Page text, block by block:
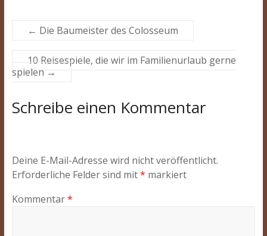
← Die Baumeister des Colosseum
10 Reisespiele, die wir im Familienurlaub gerne
spielen →
Schreibe einen Kommentar
Deine E-Mail-Adresse wird nicht veröffentlicht.
Erforderliche Felder sind mit* markiert
Kommentar*